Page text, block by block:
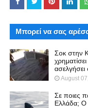
Μπορεί να σας
Σοκ στην
ασελγήσει
August
Σε ποιες
Ελλάδα; Ο